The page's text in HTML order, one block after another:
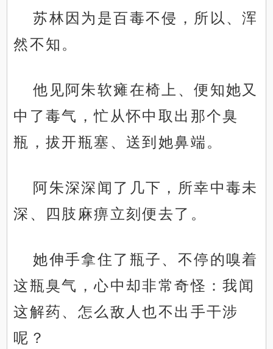
苏林因为是百毒不侵，所以、浑
然不知。
他见阿朱软瘫在椅上、便知她又
中了毒气，忙从怀中取出那个臭
瓶，拔开瓶塞、送到她鼻端。
阿朱深深闻了几下，所幸中毒未
深、四肢麻痹立刻便去了。
她伸手拿住了瓶子、不停的嗅着
这瓶臭气，心中却非常奇怪：我闻
这解药、怎么敌人也不出手干涉
呢？